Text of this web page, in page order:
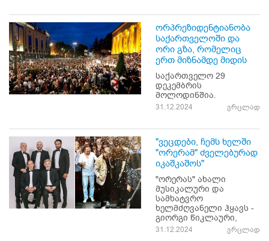
ორპრეზიდენტიანობა
საქართველოში და
ორი გზა, რომელიც
ერთ მიზნამდე მიდის
საქართველო 29
დეკემბრის
მოლოდინშია.
31.12.2024 ვრცლად
"ვეცდები, ჩემს ხელში
"ორერამ" ძველებურად
იკაშკაშოს"
"ორერას" ახალი
მუსიკალური და
სამხატვრო
ხელმძღვანელი ჰყავს -
გიორგი წიკლაური,
31.12.2024 ვრცლად